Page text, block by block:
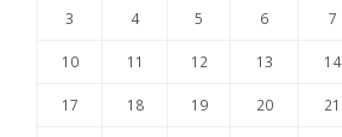
3 4 5 6 7
10 11 12 13 14
17 18 19 20 21